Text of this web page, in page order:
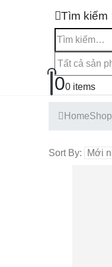
Tìm kiếm
00 items
HomeShop
Sort By: